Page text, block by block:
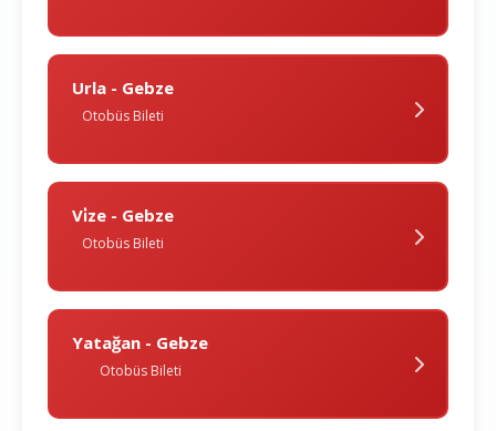
Urla - Gebze
Otobüs Bileti
Vi̇ze - Gebze
Otobüs Bileti
Yatağan - Gebze
Otobüs Bileti